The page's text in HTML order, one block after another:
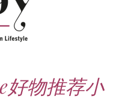
好物推荐小